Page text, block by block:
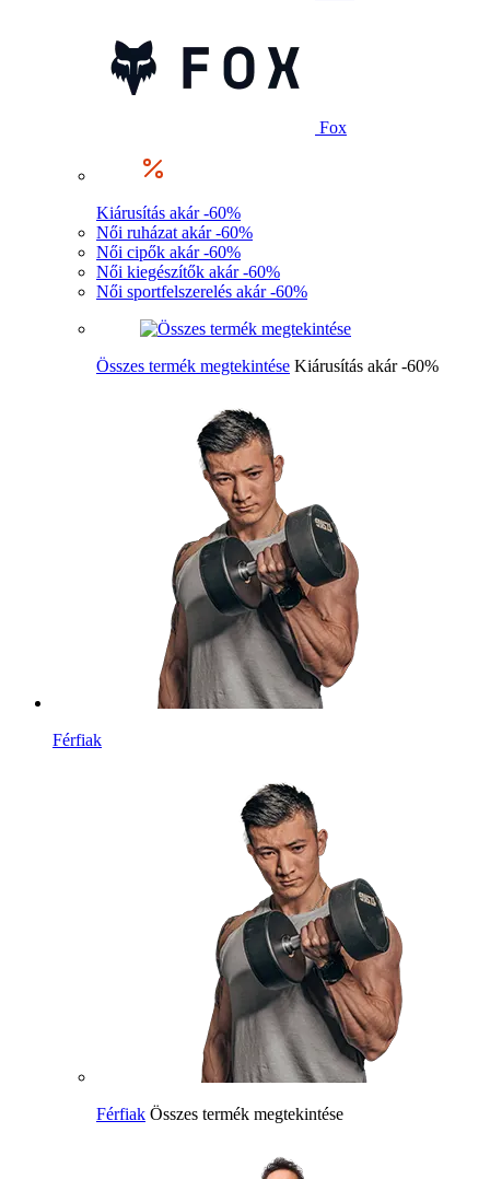
Fox
Kiárusítás akár -60%
Női ruházat akár -60%
Női cipők akár -60%
Női kiegészítők akár -60%
Női sportfelszerelés akár -60%
Összes termék megtekintése Kiárusítás akár -60%
Férfiak
Férfiak Összes termék megtekintése